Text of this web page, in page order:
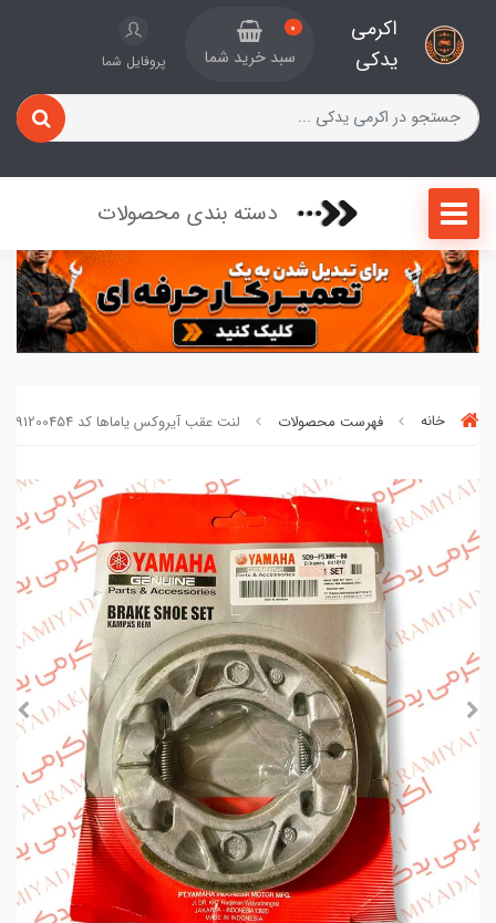
اکرمی
یدکی
0
سبد خرید شما پروفایل شما
دسته بندی محصولات
خانه فهرست محصولات لنت عقب آیروکس یاماها کد 091200454